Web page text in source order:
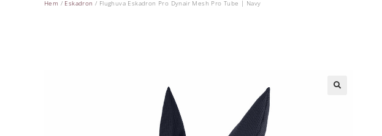
Hem / Eskadron / Flughuva Eskadron Pro Dynair Mesh Pro Tube | Navy